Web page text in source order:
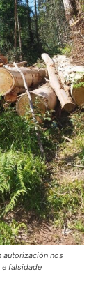
autorización nos
falsidade